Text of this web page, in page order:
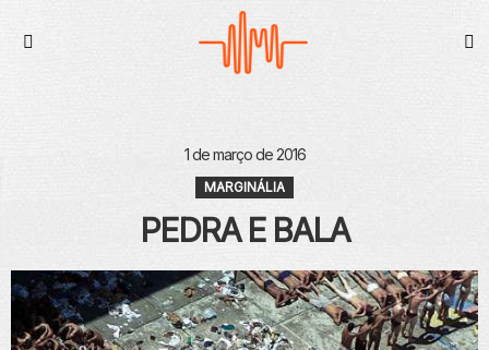
1 de março de 2016
MARGINÁLIA
PEDRA E BALA